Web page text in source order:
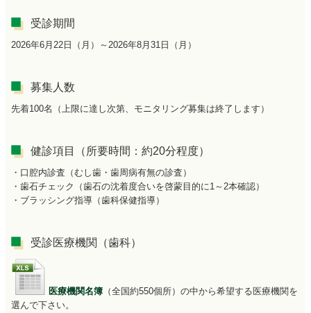
受診期間
2026年6月22日（月）～2026年8月31日（月）
募集人数
先着100名（上限に達し次第、モニタリング募集は終了します）
健診項目（所要時間：約20分程度）
・口腔内診査（むし歯・歯周病有無の診査）
・歯石チェック（歯石の沈着度合いを啓蒙目的に1～2本確認）
・ブラッシング指導（歯科保健指導）
受診医療機関（歯科）
医療機関名簿 （全国約550個所）の中から希望する医療機関を
選んで下さい。